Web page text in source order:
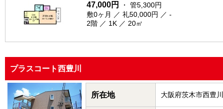
47,000円
・ 管5,300円
敷0ヶ月 ／ 礼50,000円 ／ -
2階 ／ 1K ／ 20㎡
プラスコート西豊川
所在地 大阪府茨木市西豊